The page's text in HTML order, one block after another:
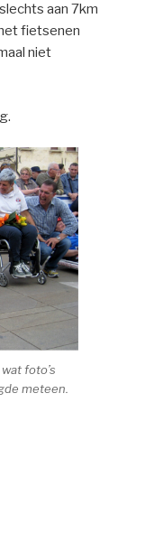
aan 7km
fietsenen
niet
foto’s
meteen.